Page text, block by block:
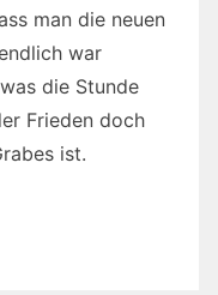
man die neuen
war
die Stunde
Frieden doch
ist.